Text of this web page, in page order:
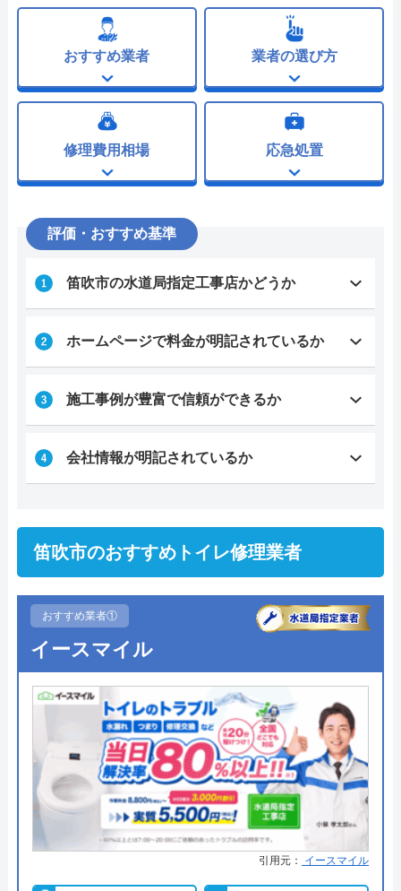
おすすめ業者 業者の選び方
修理費用相場 応急処置
評価・おすすめ基準
笛吹市の水道局指定工事店かどうか
ホームページで料金が明記されているか
施工事例が豊富で信頼ができるか
会社情報が明記されているか
笛吹市のおすすめトイレ修理業者
おすすめ業者①
イースマイル
引用元： イースマイル